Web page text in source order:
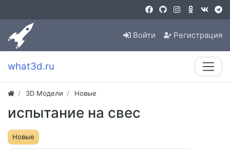
Войти Регистрация
what3d.ru
3D Модели Новые
испытание на свес
Новые